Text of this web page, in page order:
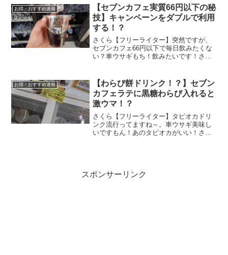
くら【フリーライター】そうそう、そん
なコンビニでのバーコー...
お得・おすすめ速報
【セブンカフェ実質66円以下の秘
技】キャンペーンをダブルで利用
する！？
さくら【フリーライター】突然ですが、
セブンカフェ66円以下で毎日飲みたくな
い？車ウサギもち！飲みたいです！さく
はキャンペーンをうまく利用する事で可
能です。しかし、毎日飲...
お得・おすすめ速報
【わらび餅ドリンク！？】セブン
カフェラテに黒糖わらび入れると
激ウマ！？
さくら【フリーライター】タピオカドリ
ンク流行ってますね～。車ウサギ美味し
いですもん！あのタピオカがいい！さく
スポンサーリンク